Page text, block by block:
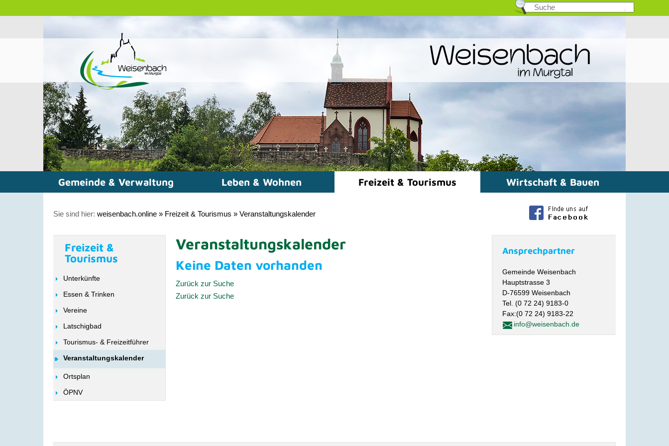
Gemeinde & Verwaltung Leben & Wohnen Freizeit & Tourismus Wirtschaft & Bauen
Sie sind hier: weisenbach.online » Freizeit & Tourismus » Veranstaltungskalender
Freizeit &
Tourismus
Unterkünfte
Essen & Trinken
Vereine
Latschigbad
Tourismus- & Freizeitführer
Veranstaltungskalender
Ortsplan
ÖPNV
Veranstaltungskalender
Keine Daten vorhanden
Zurück zur Suche
Zurück zur Suche
Ansprechpartner
Gemeinde Weisenbach
Hauptstrasse 3
D-76599 Weisenbach
Tel. (0 72 24) 9183-0
Fax:(0 72 24) 9183-22
info@weisenbach.de